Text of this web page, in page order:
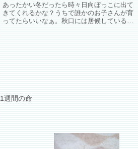
あったかい冬だったら時々日向ぼっこに出て
きてくれるかな？うちで誰かのお子さんが育
ってたらいいなぁ。秋口には居候しているカ
1週間の命